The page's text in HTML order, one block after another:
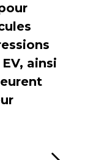
ainsi